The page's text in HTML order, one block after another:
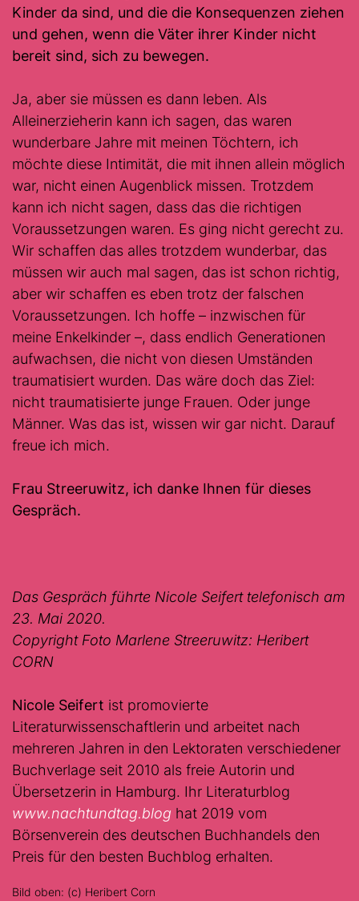
Kinder da sind, und die die Konsequenzen ziehen
und gehen, wenn die Väter ihrer Kinder nicht
bereit sind, sich zu bewegen.
Ja, aber sie müssen es dann leben. Als
Alleinerzieherin kann ich sagen, das waren
wunderbare Jahre mit meinen Töchtern, ich
möchte diese Intimität, die mit ihnen allein möglich
war, nicht einen Augenblick missen. Trotzdem
kann ich nicht sagen, dass das die richtigen
Voraussetzungen waren. Es ging nicht gerecht zu.
Wir schaffen das alles trotzdem wunderbar, das
müssen wir auch mal sagen, das ist schon richtig,
aber wir schaffen es eben trotz der falschen
Voraussetzungen. Ich hoffe – inzwischen für
meine Enkelkinder –, dass endlich Generationen
aufwachsen, die nicht von diesen Umständen
traumatisiert wurden. Das wäre doch das Ziel:
nicht traumatisierte junge Frauen. Oder junge
Männer. Was das ist, wissen wir gar nicht. Darauf
freue ich mich.
Frau Streeruwitz, ich danke Ihnen für dieses
Gespräch.
Das Gespräch führte Nicole Seifert telefonisch am
23. Mai 2020.
Copyright Foto Marlene Streeruwitz: Heribert
CORN
Nicole Seifert ist promovierte
Literaturwissenschaftlerin und arbeitet nach
mehreren Jahren in den Lektoraten verschiedener
Buchverlage seit 2010 als freie Autorin und
Übersetzerin in Hamburg. Ihr Literaturblog
www.nachtundtag.blog hat 2019 vom
Börsenverein des deutschen Buchhandels den
Preis für den besten Buchblog erhalten.
Bild oben: (c) Heribert Corn